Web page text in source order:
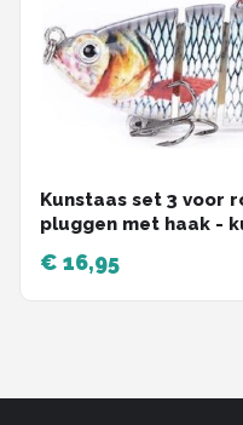
Kunstaas set 3 voor roofvis -
pluggen met haak -
€ 16,95